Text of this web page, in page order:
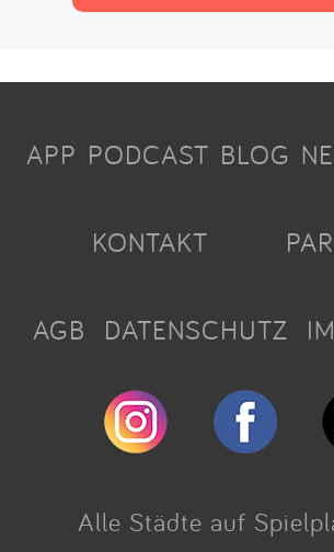
APP PODCAST BLOG
KONTAKT
AGB DATENSCHUTZ
Alle Städte auf